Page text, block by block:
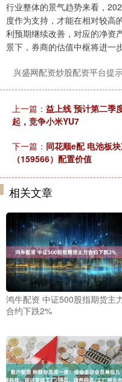
行业整体的景气趋势来看，
度作为支持，才能在相对较高
利预期继续改善，对应的净
景下，券商的估值中枢将进一
兴盛网配资炒股配资平台提
上一篇： 益上线 预计第二季
起，竞争小米YU7
下一篇： 同花顺e配 电池板
（159566）配置价值
相关文章
鸿牛配资 中证500股指期货主
合约下跌2%